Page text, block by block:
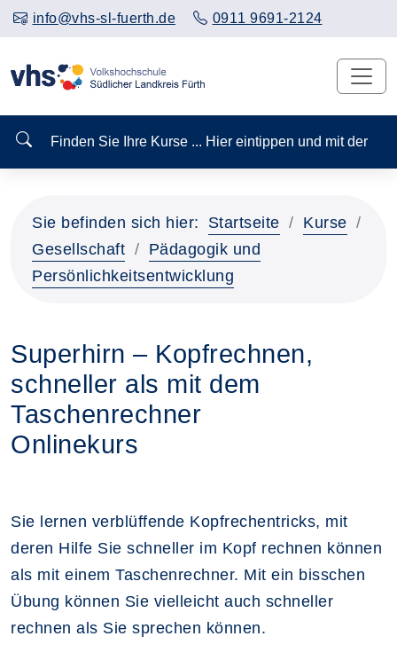
info@vhs-sl-fuerth.de 0911 9691-2124
Finden Sie Ihre Kurse ... Hier eintippen und mit
Sie befinden sich hier: Startseite
Kurse
Gesellschaft
Pädagogik und
Persönlichkeitsentwicklung
Superhirn – Kopfrechnen,
schneller als mit dem
Taschenrechner
Onlinekurs
Sie lernen verblüffende Kopfrechentricks, mit
deren Hilfe Sie schneller im Kopf rechnen können
als mit einem Taschenrechner. Mit ein bisschen
Übung können Sie vielleicht auch schneller
rechnen als Sie sprechen können.